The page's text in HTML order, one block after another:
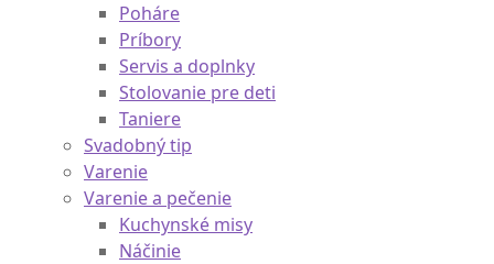
Podnosy a etažéry
Podnosy, dosky a etažéry
Poháre
Príbory
Servis a doplnky
Stolovanie pre deti
Taniere
Svadobný tip
Varenie
Varenie a pečenie